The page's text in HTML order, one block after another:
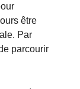
être
Par
parcourir